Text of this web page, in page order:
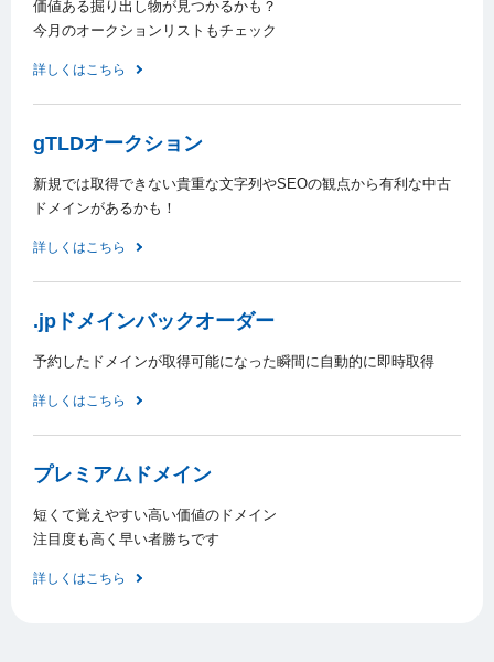
価値ある掘り出し物が見つかるかも？
今月のオークションリストもチェック
詳しくはこちら
gTLDオークション
新規では取得できない貴重な文字列やSEOの観点から有利な中古
ドメインがあるかも！
詳しくはこちら
.jpドメインバックオーダー
予約したドメインが取得可能になった瞬間に自動的に即時取得
詳しくはこちら
プレミアムドメイン
短くて覚えやすい高い価値のドメイン
注目度も高く早い者勝ちです
詳しくはこちら